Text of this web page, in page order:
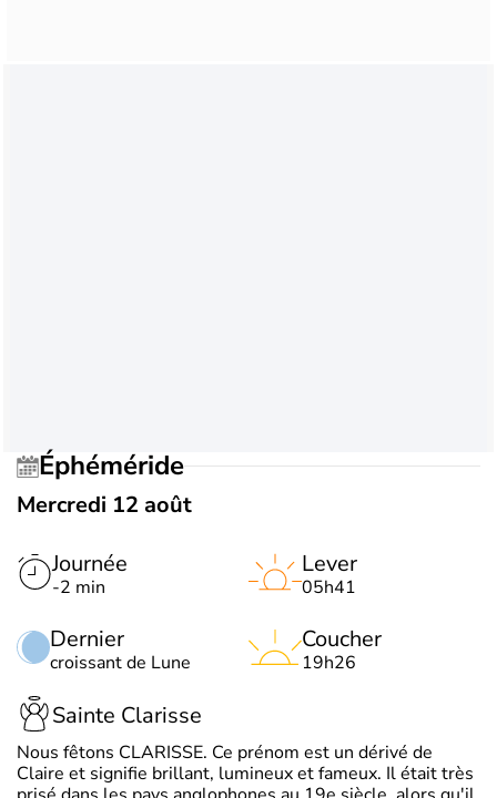
Éphéméride
Mercredi 12 août
Journée
-2 min
Dernier
croissant de Lune
Lever
05h41
Coucher
19h26
Sainte Clarisse
Nous fêtons CLARISSE. Ce prénom est un dérivé de
Claire et signifie brillant, lumineux et fameux. Il était très